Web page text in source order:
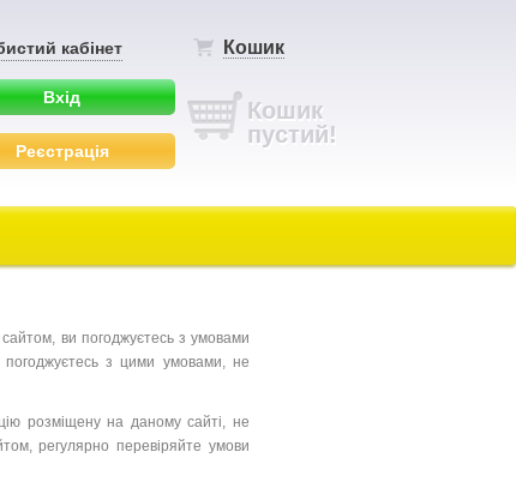
кабінет
Вхід
Реєстрація
Кошик
Кошик
пустий!
ви погоджуєтесь з умовами
з цими умовами, не
розміщену на даному сайті, не
регулярно перевіряйте умови